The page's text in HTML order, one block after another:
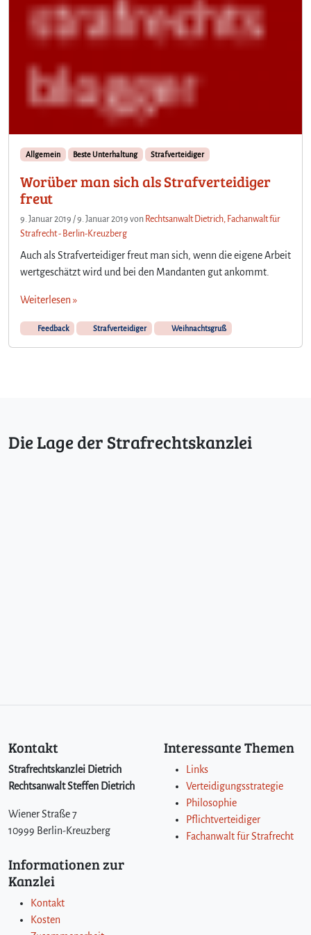
Allgemein Beste Unterhaltung Strafverteidiger
Worüber man sich als Strafverteidiger
freut
9. Januar 2019 /9. Januar 2019 von Rechtsanwalt Dietrich, Fachanwalt für
Strafrecht - Berlin-Kreuzberg
Auch als Strafverteidiger freut man sich, wenn die eigene Arbeit
wertgeschätzt wird und bei den Mandanten gut ankommt.
Weiterlesen »
Feedback Strafverteidiger Weihnachtsgruß
Die Lage der Strafrechtskanzlei
Kontakt
Strafrechtskanzlei Dietrich
Rechtsanwalt Steffen Dietrich
Wiener Straße 7
10999 Berlin-Kreuzberg
Interessante Themen
Links
Verteidigungsstrategie
Philosophie
Pflichtverteidiger
Fachanwalt für Strafrecht
Informationen zur
Kanzlei
Kontakt
Kosten